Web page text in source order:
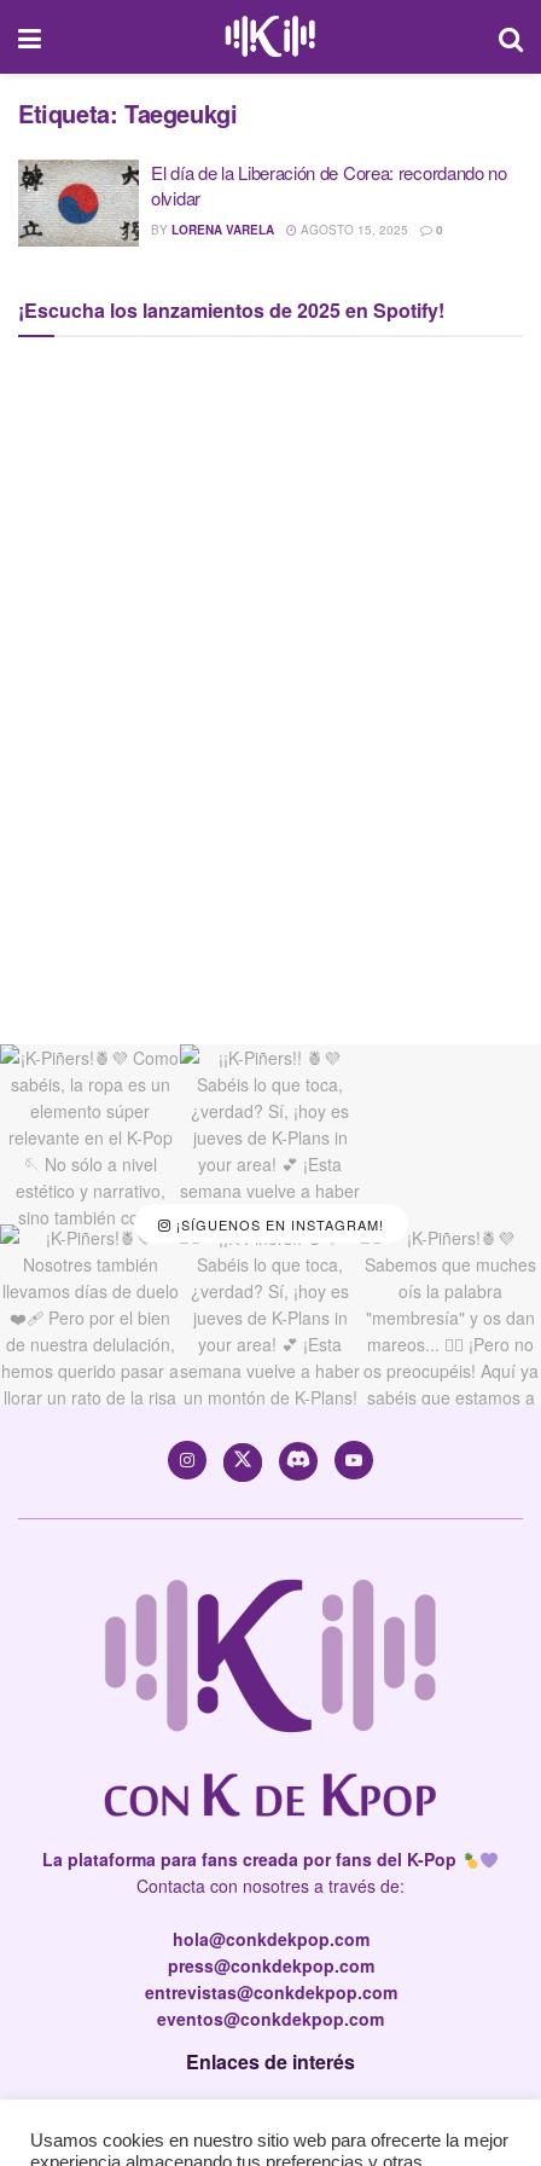
Etiqueta: Taegeukgi
El día de la Liberación de Corea: recordando no
olvidar
BY LORENA VARELA AGOSTO 15, 2025 0
¡Escucha los lanzamientos de 2025 en Spotify!
¡SÍGUENOS EN INSTAGRAM!
La plataforma para fans creada por fans del K-Pop
Contacta con nosotres a través de:
hola@conkdekpop.com
press@conkdekpop.com
entrevistas@conkdekpop.com
eventos@conkdekpop.com
Enlaces de interés
Política de privacidad
Usamos cookies en nuestro sitio web para ofrecerte la mejor